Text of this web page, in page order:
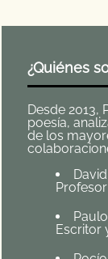
¿Quiénes
Desde 2013,
poesía,
de los
Escritor